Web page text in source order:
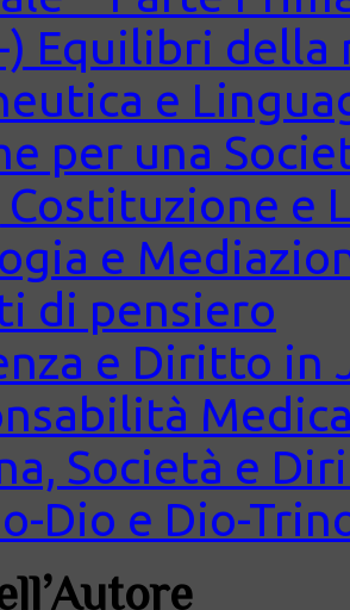
) Equilibri della
e
per una
Costituzione e
e
di pensiero
e Diritto in
Società e
Dio e Dio-